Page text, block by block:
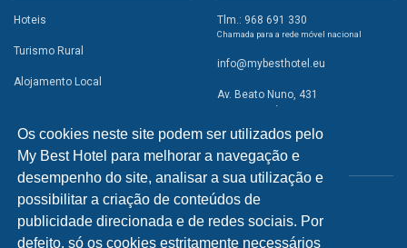
Os cookies neste site podem ser utilizados pelo
My Best Hotel para melhorar a navegação e
desempenho do site, analisar a sua utilização e
possibilitar a criação de conteúdos de
publicidade direcionada e de redes sociais. Por
defeito, só os cookies estritamente necessários
Hoteis
Turismo Rural
Alojamento Local
Atividades
Restaurantes
A Visitar
Tlm.: 968 691 330
Chamada para a rede móvel nacional
info@mybesthotel.eu
Av. Beato Nuno, 431
REDES SOCIAIS